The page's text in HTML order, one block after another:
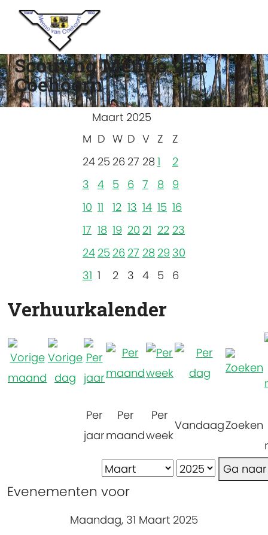
Scouting Menno van
Coehoorn
Maart 2025
M D W D V Z
Z
24 25 26 27 281
2
3 4 5 6 7 8 9
10 11 12 13 14 15 16
17 18 19 20 21 22 23
24 25 26 27 28 29 30
31 1 2 3 4 5 6
Verhuurkalender
Per
jaar
Per
maand
Per
week
VandaagZoeken
Ga
Evenementen voor
Maandag, 31 Maart 2025